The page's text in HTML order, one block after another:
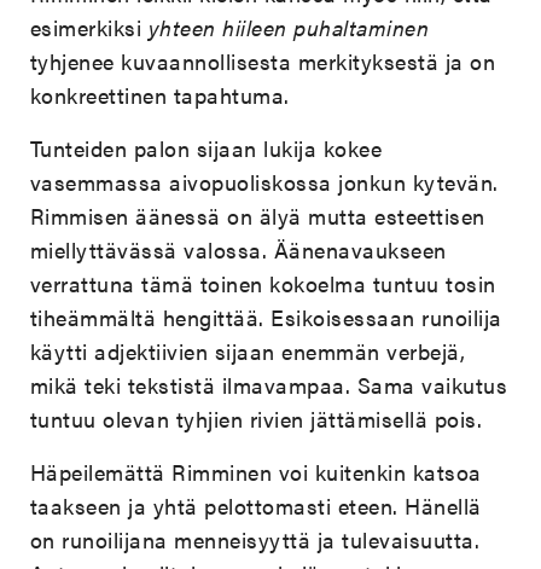
esimerkiksi yhteen hiileen puhaltaminen
tyhjenee kuvaannollisesta merkityksestä ja on
konkreettinen tapahtuma.
Tunteiden palon sijaan lukija kokee
vasemmassa aivopuoliskossa jonkun kytevän.
Rimmisen äänessä on älyä mutta esteettisen
miellyttävässä valossa. Äänenavaukseen
verrattuna tämä toinen kokoelma tuntuu tosin
tiheämmältä hengittää. Esikoisessaan runoilija
käytti adjektiivien sijaan enemmän verbejä,
mikä teki tekstistä ilmavampaa. Sama vaikutus
tuntuu olevan tyhjien rivien jättämisellä pois.
Häpeilemättä Rimminen voi kuitenkin katsoa
taakseen ja yhtä pelottomasti eteen. Hänellä
on runoilijana menneisyyttä ja tulevaisuutta.